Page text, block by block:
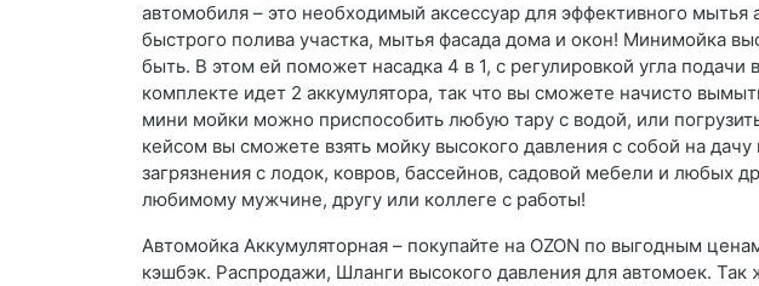
автомобиля – это необходимый аксессуар для эффективного
быстрого полива участка, мытья фасада дома и окон! Минимойка
быть. В этом ей поможет насадка 4 в 1, с регулировкой угла
комплекте идет 2 аккумулятора, так что вы сможете начисто
мини мойки можно приспособить любую тару с водой, или
кейсом вы сможете взять мойку высокого давления с собой на
загрязнения с лодок, ковров, бассейнов, садовой мебели и любых
любимому мужчине, другу или коллеге с работы!
Автомойка Аккумуляторная – покупайте на OZON по выгодным
кэшбэк. Распродажи, Шланги высокого давления для автомоек.